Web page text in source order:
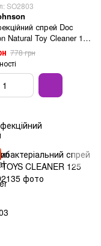
SO2803
спрей Doc
Natural Toy Cleaner 118
778 грн